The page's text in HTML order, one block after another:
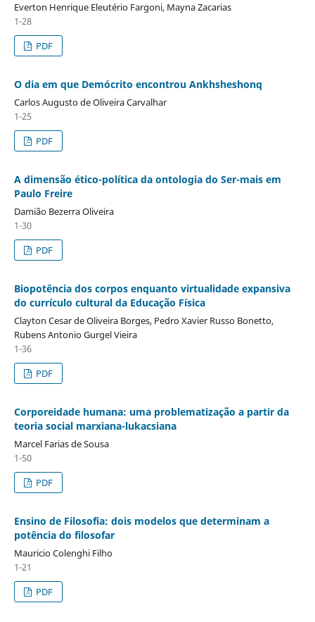
Everton Henrique Eleutério Fargoni, Mayna Zacarias
1-28
PDF
O dia em que Demócrito encontrou Ankhsheshonq
Carlos Augusto de Oliveira Carvalhar
1-25
PDF
A dimensão ético-política da ontologia do Ser-mais em
Paulo Freire
Damião Bezerra Oliveira
1-30
PDF
Biopotência dos corpos enquanto virtualidade expansiva
do currículo cultural da Educação Física
Clayton Cesar de Oliveira Borges, Pedro Xavier Russo Bonetto,
Rubens Antonio Gurgel Vieira
1-36
PDF
Corporeidade humana: uma problematização a partir da
teoria social marxiana-lukacsiana
Marcel Farias de Sousa
1-50
PDF
Ensino de Filosofia: dois modelos que determinam a
potência do filosofar
Mauricio Colenghi Filho
1-21
PDF